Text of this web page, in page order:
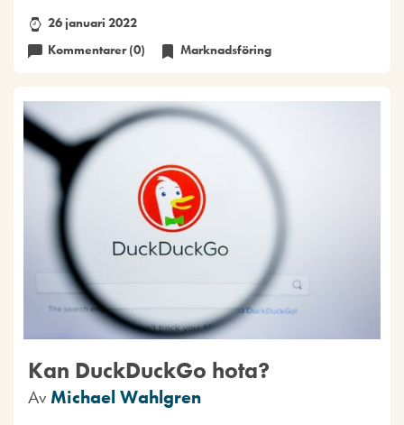
26 januari 2022
Kommentarer (0)
Marknadsföring
Kan DuckDuckGo hota?
Av Michael Wahlgren